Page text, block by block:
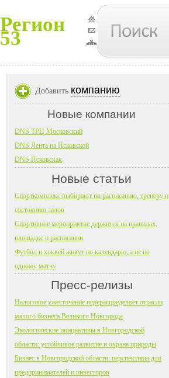
Регион
53
Добавить компанию
Новые компании
DNS ТРЦ Московский
DNS Лента на Псковской
DNS Псковская
Новые статьи
Спорткомплекс выбирают по расписанию, тренеру и
состоянию залов
Спортивное мероприятие держится на правилах,
площадке и расписании
Футбол и хоккей живут по календарю, а не по
одному матчу
Пресс-релизы
Налоговое ужесточение перераспределяет отрасли
малого бизнеса Великого Новгорода
Экологические инициативы в Новгородской
области: устойчивое развитие и охрана природы
Бизнес в Новгородской области: перспективы для
предпринимателей и инвесторов